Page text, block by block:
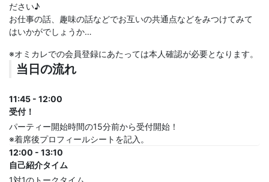
ださい♪
お仕事の話、趣味の話などでお互いの共通点などをみつけてみて
はいかがでしょうか…
※オミカレでの会員登録にあたっては本人確認が必要となります。
当日の流れ
11:45 - 12:00
受付！
パーティー開始時間の15分前から受付開始！
※着席後プロフィールシートを記入。
12:00 - 13:10
自己紹介タイム
1対1のトークタイム